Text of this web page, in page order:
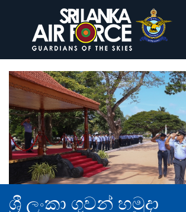
ශ්‍රී ලංකා ගුවන් හමුදා